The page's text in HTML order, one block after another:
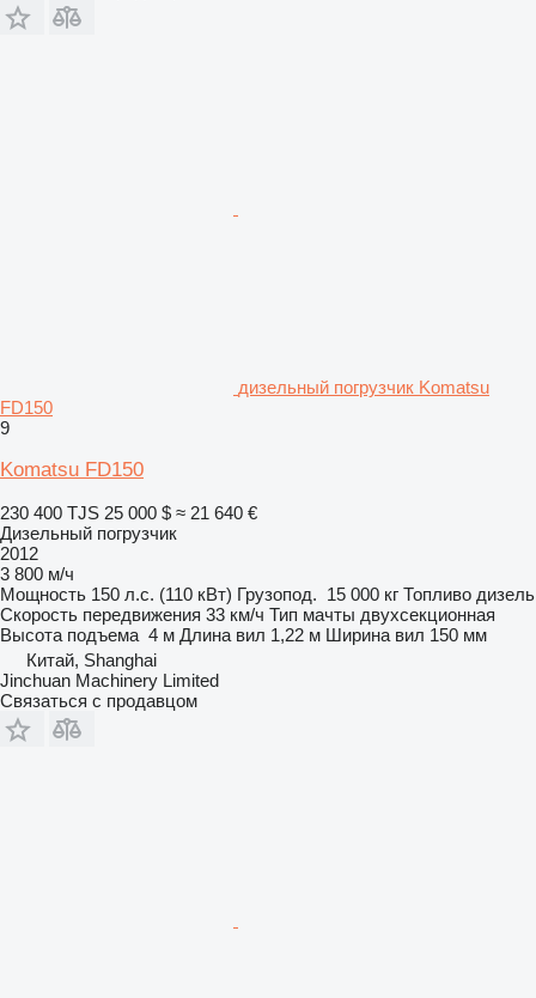
дизельный погрузчик Komatsu
FD150
9
Komatsu FD150
230 400 TJS 25 000 $ ≈ 21 640 €
Дизельный погрузчик
2012
3 800 м/ч
Мощность 150 л.с. (110 кВт) Грузопод. 15 000 кг Топливо дизель
Скорость передвижения 33 км/ч Тип мачты двухсекционная
Высота подъема 4 м Длина вил 1,22 м Ширина вил 150 мм
Китай, Shanghai
Jinchuan Machinery Limited
Связаться с продавцом